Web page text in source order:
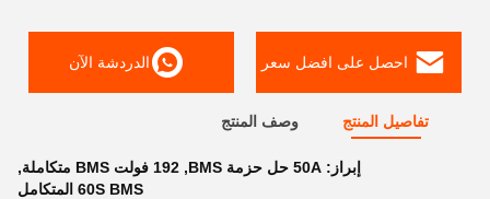
احصل على افضل سعر الدردشة الآن
تفاصيل المنتج وصف المنتج
إبراز: 50A حل حزمة BMS , 192 فولت BMS متكاملة
,
60S BMS المتكامل